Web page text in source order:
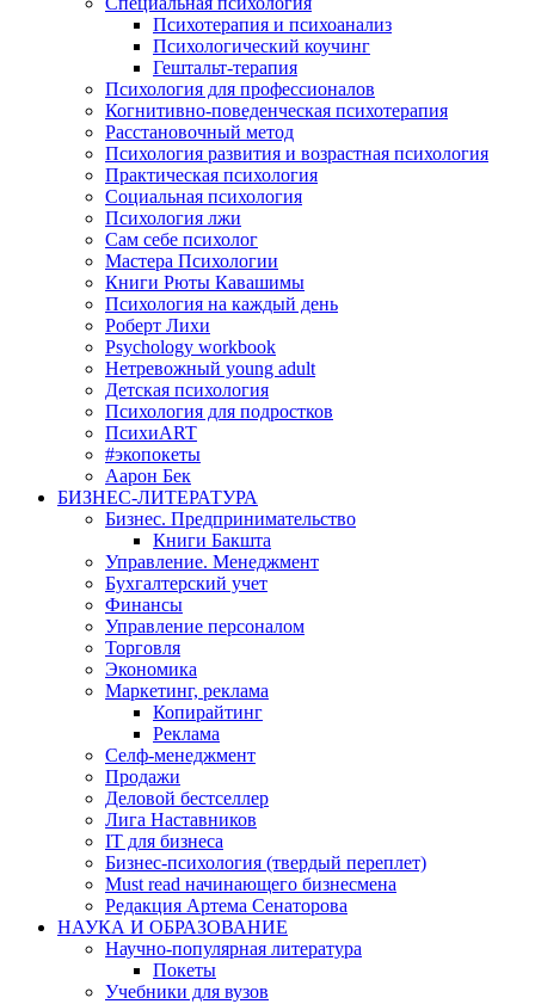
Психотерапия и психоанализ
Психологический коучинг
Гештальт-терапия
Психология для профессионалов
Когнитивно-поведенческая психотерапия
Расстановочный метод
Психология развития и возрастная психология
Практическая психология
Социальная психология
Психология лжи
Сам себе психолог
Мастера Психологии
Книги Рюты Кавашимы
Психология на каждый день
Роберт Лихи
Psychology workbook
Нетревожный young adult
Детская психология
Психология для подростков
ПсихиART
#экопокеты
Аарон Бек
БИЗНЕС-ЛИТЕРАТУРА
Бизнес. Предпринимательство
Книги Бакшта
Управление. Менеджмент
Бухгалтерский учет
Финансы
Управление персоналом
Торговля
Экономика
Маркетинг, реклама
Копирайтинг
Реклама
Селф-менеджмент
Продажи
Деловой бестселлер
Лига Наставников
IT для бизнеса
Бизнес-психология (твердый переплет)
Must read начинающего бизнесмена
Редакция Артема Сенаторова
НАУКА И ОБРАЗОВАНИЕ
Научно-популярная литература
Покеты
Учебники для вузов